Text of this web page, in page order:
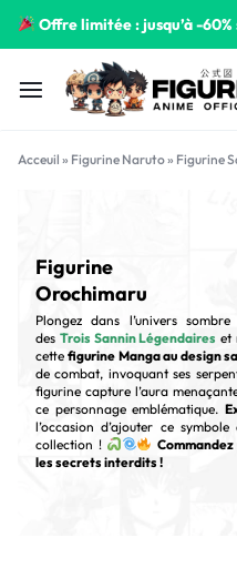
Offre limitée : jusqu’à -
Acceuil » Figurine Naruto» Figurine
Figurine
Orochimaru
Plongez dans l’univers
des Trois Sannin Légendaires et
cettefigurine Manga au design
de combat, invoquant ses
figurine capture l’aura
ce personnage emblématique.
l’occasion d’ajouter ce
collection !
les secrets interdits !